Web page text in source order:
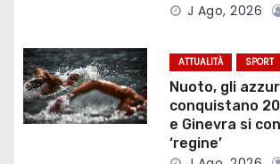
n
e
a
J Ago, 2026
ATTUALITÀ SPORT
Nuoto, gli
conquistano
e Ginevra si
‘regine’